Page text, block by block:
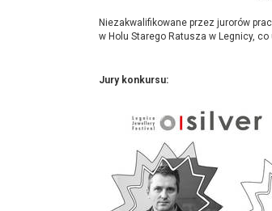
Niezakwalifikowane przez jurorów
w Holu Starego Ratusza w Legnicy,
Jury konkursu: